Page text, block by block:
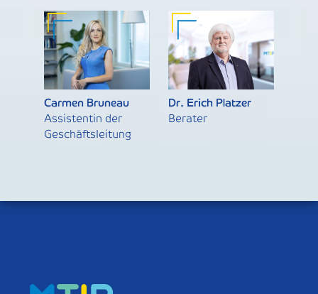
Carmen Bruneau
Assistentin der
Geschäftsleitung
Dr. Erich Platzer
Berater